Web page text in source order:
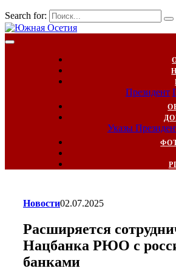
Search for:
Президент
Указы
Новости02.07.2025
Расширяется
Нацбанка РЮО с
банками